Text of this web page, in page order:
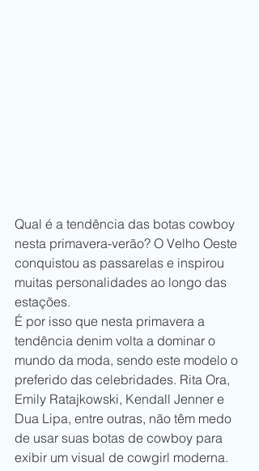
Qual é a tendência das botas cowboy
nesta primavera-verão? O Velho Oeste
conquistou as passarelas e inspirou
muitas personalidades ao longo das
estações.
É por isso que nesta primavera a
tendência denim volta a dominar o
mundo da moda, sendo este modelo o
preferido das celebridades. Rita Ora,
Emily Ratajkowski, Kendall Jenner e
Dua Lipa, entre outras, não têm medo
de usar suas botas de cowboy para
exibir um visual de cowgirl moderna.